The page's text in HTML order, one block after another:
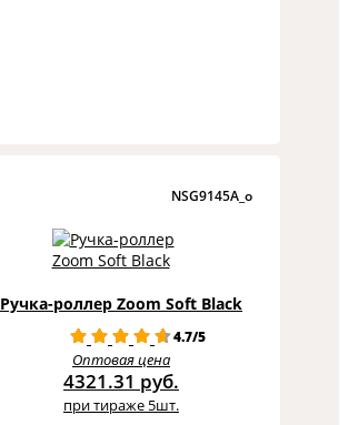
NSG9145A_o
Ручка-роллер Zoom Soft Black
4.7/5
Оптовая цена
4321.31 руб.
при тираже 5шт.